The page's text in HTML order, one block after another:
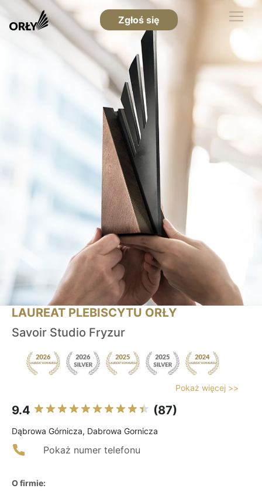
Zgłoś się
LAUREAT PLEBISCYTU ORŁY
Savoir Studio Fryzur
Pokaż więcej >>
9.4 (87)
Dąbrowa Górnicza, Dabrowa Gornicza
Pokaż numer telefonu
O firmie: